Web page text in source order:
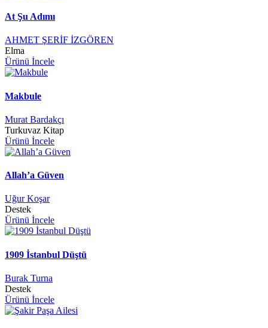
At Şu Adımı
AHMET ŞERİF İZGÖREN
Elma
Ürünü İncele
Makbule
Murat Bardakçı
Turkuvaz Kitap
Ürünü İncele
Allah’a Güven
Uğur Koşar
Destek
Ürünü İncele
1909 İstanbul Düştü
Burak Turna
Destek
Ürünü İncele